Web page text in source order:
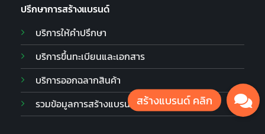
ปรึกษาการสร้างแบรนด์
บริการให้คำปรึกษา
บริการขึ้นทะเบียนและเอกสาร
บริการออกฉลากสินค้า
รวมข้อมูลการสร้างแบรนด์